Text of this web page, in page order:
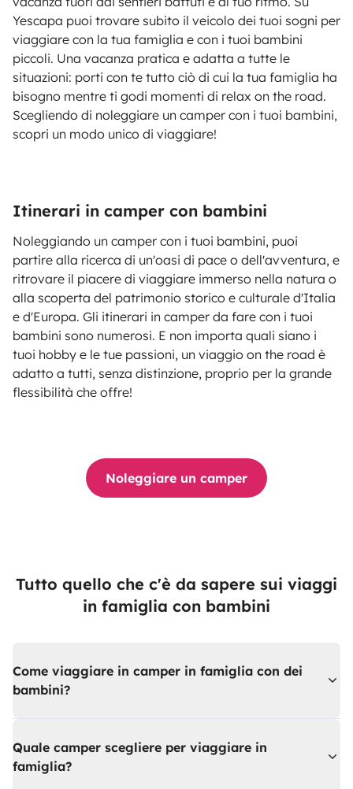
Yescapa puoi trovare subito il veicolo dei tuoi sogni per
viaggiare con la tua famiglia e con i tuoi bambini
piccoli. Una vacanza pratica e adatta a tutte le
situazioni: porti con te tutto ciò di cui la tua famiglia ha
bisogno mentre ti godi momenti di relax on the road.
Scegliendo di noleggiare un camper con i tuoi bambini,
scopri un modo unico di viaggiare!
Itinerari in camper con bambini
Noleggiando un camper con i tuoi bambini, puoi
partire alla ricerca di un'oasi di pace o dell'avventura, e
ritrovare il piacere di viaggiare immerso nella natura o
alla scoperta del patrimonio storico e culturale d'Italia
e d'Europa. Gli itinerari in camper da fare con i tuoi
bambini sono numerosi. E non importa quali siano i
tuoi hobby e le tue passioni, un viaggio on the road è
adatto a tutti, senza distinzione, proprio per la grande
flessibilità che offre!
Noleggiare un camper
Tutto quello che c'è da sapere sui viaggi
in famiglia con bambini
Come viaggiare in camper in famiglia con dei
bambini?
Quale camper scegliere per viaggiare in
famiglia?